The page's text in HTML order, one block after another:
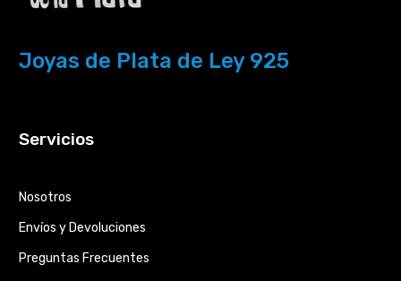
Joyas de Plata de Ley 925
Servicios
Nosotros
Envíos y Devoluciones
Preguntas Frecuentes